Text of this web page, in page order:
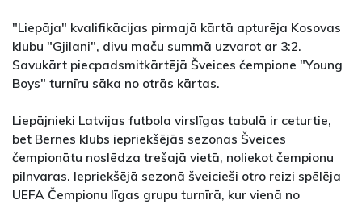
"Liepāja" kvalifikācijas pirmajā kārtā apturēja Kosovas
klubu "Gjilani", divu maču summā uzvarot ar 3:2.
Savukārt piecpadsmitkārtējā Šveices čempione "Young
Boys" turnīru sāka no otrās kārtas.
Liepājnieki Latvijas futbola virslīgas tabulā ir ceturtie,
bet Bernes klubs iepriekšējās sezonas Šveices
čempionātu noslēdza trešajā vietā, noliekot čempionu
pilnvaras. Iepriekšējā sezonā šveicieši otro reizi spēlēja
UEFA Čempionu līgas grupu turnīrā, kur vienā no